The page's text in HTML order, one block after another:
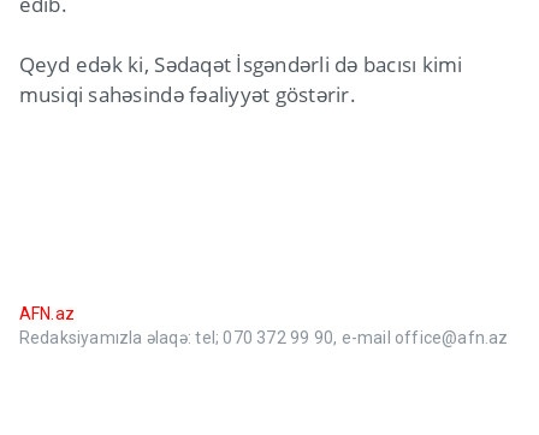
Qeyd edək ki, Sədaqət İsgəndərli də bacısı kimi
musiqi sahəsində fəaliyyət göstərir.
AFN.az
Redaksiyamızla əlaqə: tel; 070 372 99 90, e-mail office@afn.az